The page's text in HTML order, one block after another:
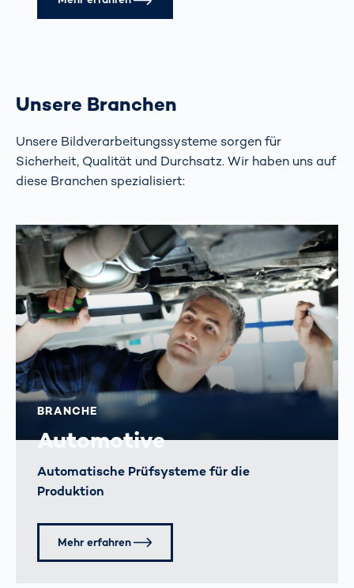
Unsere Branchen
Unsere Bildverarbeitungssysteme sorgen für
Sicherheit, Qualität und Durchsatz. Wir haben uns auf
diese Branchen spezialisiert:
BRANCHE
Automotive
Automatische Prüfsysteme für die
Produktion
Mehr erfahren